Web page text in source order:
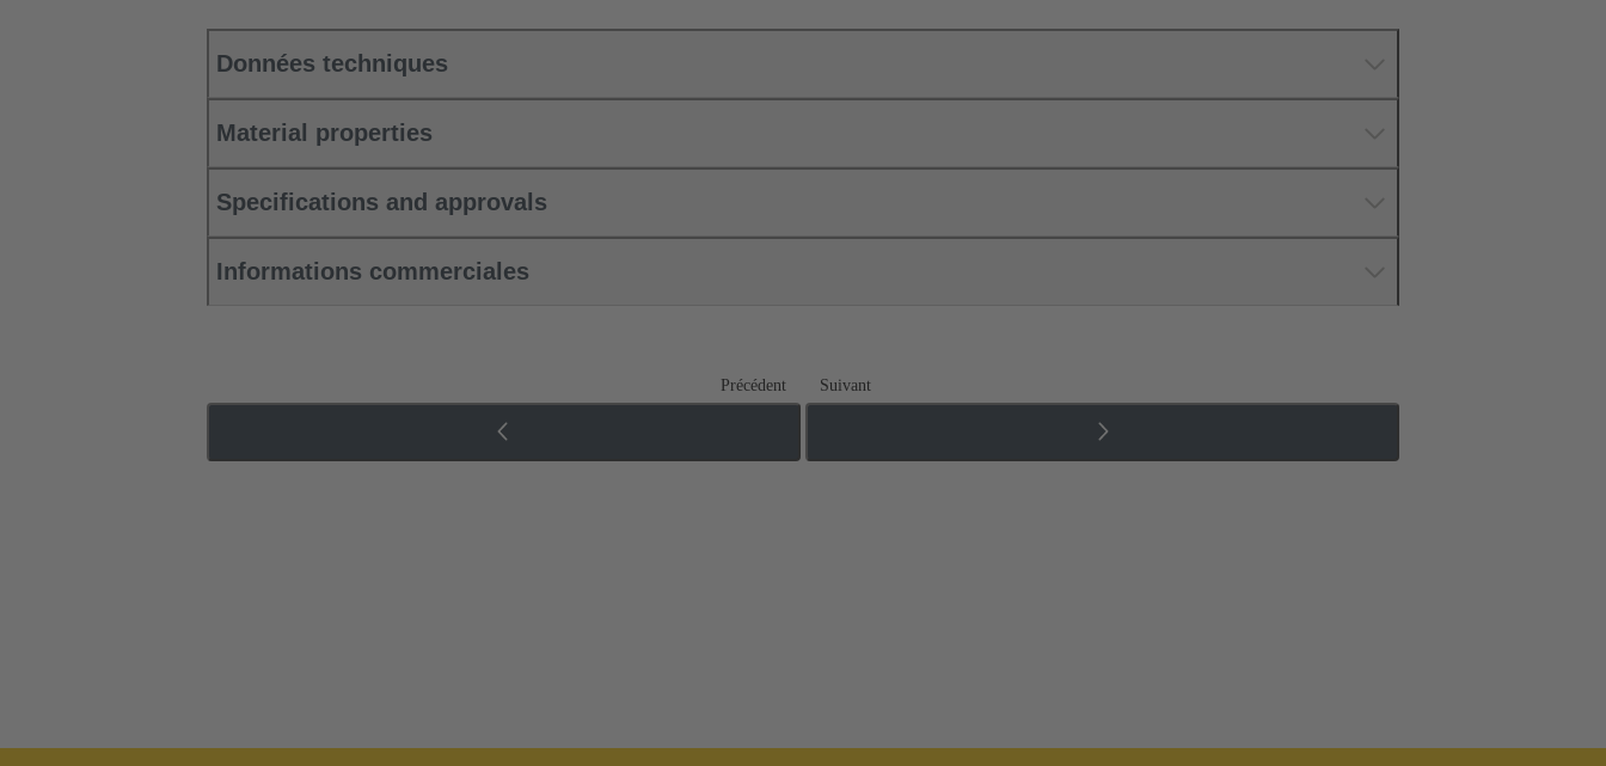
Données techniques
Material properties
Specifications and approvals
Informations commerciales
Précédent Suivant